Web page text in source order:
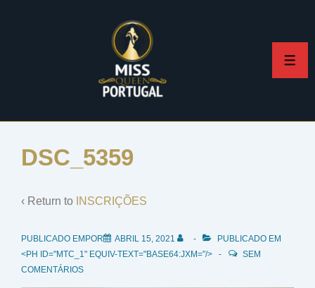
DSC_5359
‹ Return to INSCRIÇÕES
PUBLICADO EMPOR ABRIL 15, 2021
PUBLICADO EM
<PH ID="MTC_1" EQUIV-TEXT="BASE64:JXM="/>
SEM
COMENTÁRIOS